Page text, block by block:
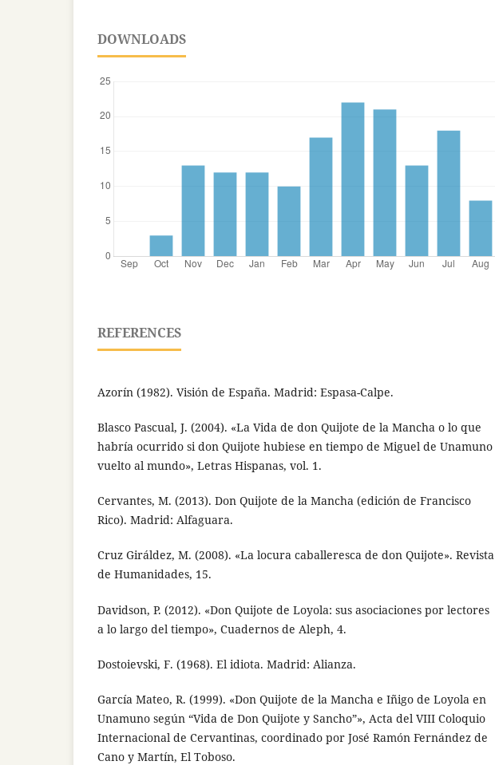
DOWNLOADS
REFERENCES
Azorín (1982). Visión de España. Madrid: Espasa-Calpe.
Blasco Pascual, J. (2004). «La Vida de don Quijote de la Mancha o lo que
habría ocurrido si don Quijote hubiese en tiempo de Miguel de Unamuno
vuelto al mundo», Letras Hispanas, vol. 1.
Cervantes, M. (2013). Don Quijote de la Mancha (edición de Francisco
Rico). Madrid: Alfaguara.
Cruz Giráldez, M. (2008). «La locura caballeresca de don Quijote». Revista
de Humanidades, 15.
Davidson, P. (2012). «Don Quijote de Loyola: sus asociaciones por lectores
a lo largo del tiempo», Cuadernos de Aleph, 4.
Dostoievski, F. (1968). El idiota. Madrid: Alianza.
García Mateo, R. (1999). «Don Quijote de la Mancha e Iñigo de Loyola en
Unamuno según “Vida de Don Quijote y Sancho”», Acta del VIII Coloquio
Internacional de Cervantinas, coordinado por José Ramón Fernández de
Cano y Martín, El Toboso.